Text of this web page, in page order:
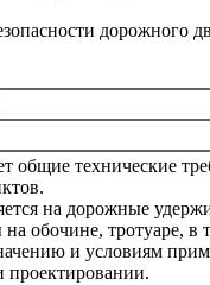
дорожного
общие технические
на дорожные
обочине, тротуаре, в
и условиям
проектировании.